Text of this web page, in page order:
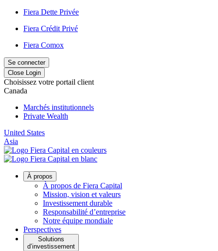
Fiera Dette Privée
Fiera Crédit Privé
Fiera Comox
Se connecter
Close Login
Choisissez votre portail client
Canada
Marchés institutionnels
Private Wealth
United States
Asia
À propos
À propos de Fiera Capital
Mission, vision et valeurs
Investissement durable
Responsabilité d’entreprise
Notre équipe mondiale
Perspectives
Solutions
d’investissement